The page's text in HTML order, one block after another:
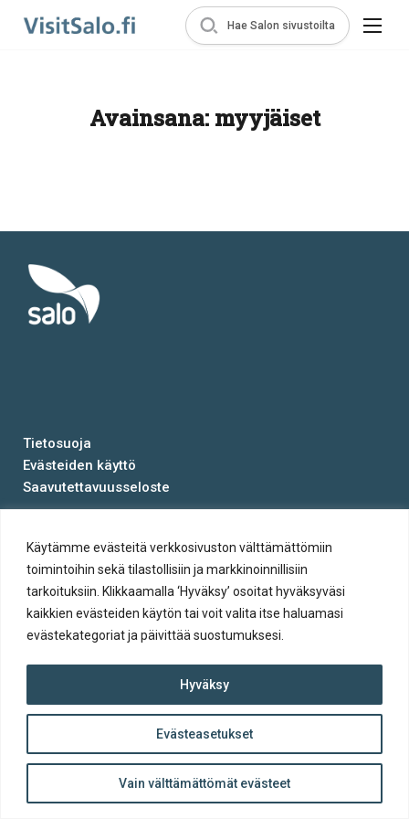
Käytämme evästeitä verkkosivuston välttämättömiin
toimintoihin sekä tilastollisiin ja markkinoinnillisiin
tarkoituksiin. Klikkaamalla ‘Hyväksy’ osoitat hyväksyväsi
kaikkien evästeiden käytön tai voit valita itse haluamasi
evästekategoriat ja päivittää suostumuksesi.
Evästeasetukset
Vain välttämättömät evästeet
Hyväksy
Hae Salon sivustoilta
Avainsana: myyjäiset
ylös
Tietosuoja
Evästeiden käyttö
Saavutettavuusseloste
Website crafted byEvermade.